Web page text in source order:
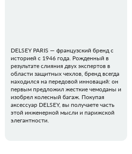
DELSEY PARIS — французский бренд с
историей с 1946 года. Рожденный в
результате слияния двух экспертов в
области защитных чехлов, бренд всегда
находился на передовой инноваций: он
первым предложил жесткие чемоданы и
изобрел колесный багаж. Покупая
аксессуар DELSEY, вы получаете часть
этой инженерной мысли и парижской
элегантности.